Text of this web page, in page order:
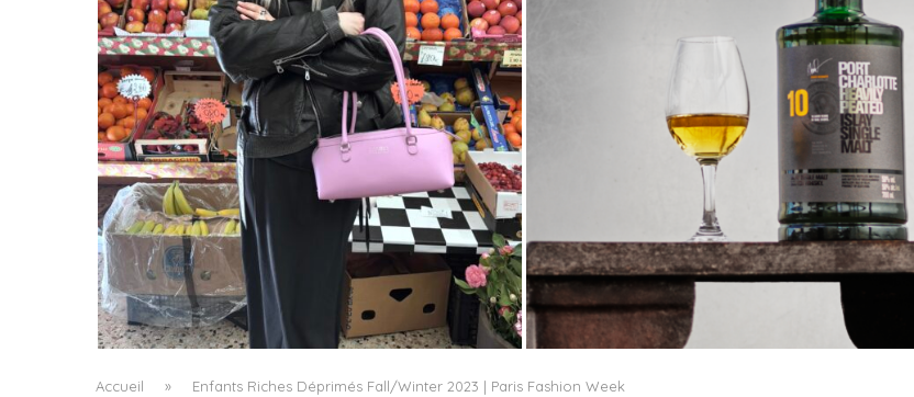
LE BAULETTO DE MM6 MAISON MARGIELA, OU
LA GÉOMÉTRIE COMME SEUL ORNEMENT
by Pascal Iakovou
PORT CHARLOTTE 10 : CE QUE 40 PPM DIT
D’UNE RÉCOMPENSE SANS...
by
Accueil » Enfants Riches Déprimés Fall/Winter 2023 | Paris Fashion Week